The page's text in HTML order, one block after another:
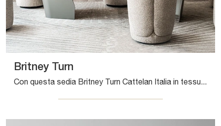
Britney Turn
Con questa sedia Britney Turn Cattelan Italia in tessuto, una delle nostre sedute fisse design, potrai impreziosire i tuoi locali.